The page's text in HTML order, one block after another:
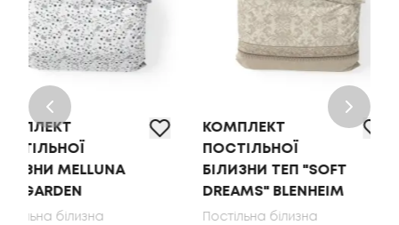
КОМПЛЕКТ
ПОСТІЛЬНОЇ
БІЛИЗНИ ТЕП "SOFT
DREAMS" BLENHEIM
Постільна білизна
КОМПЛЕКТ
ПОСТІЛЬНОЇ
БІЛИЗНИ
SOFT RIBBONS
Постільна